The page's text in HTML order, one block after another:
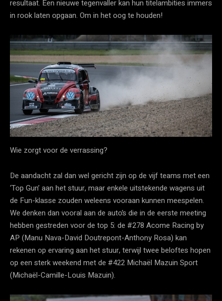
resultaat. Een nieuwe tegenvaller kan hun titelambities immers
in rook laten opgaan. Om in het oog te houden!
Wie zorgt voor de verrassing?
De aandacht zal dan wel gericht zijn op de vijf teams met een
‘Top Gun’ aan het stuur, maar enkele uitstekende wagens uit
de Fun-klasse zouden weleens vooraan kunnen meespelen.
We denken dan vooral aan de auto’s die in de eerste meeting
hebben gestreden voor de top 5: de #278 Acome Racing by
AP (Manu Nava-David Doutrepont-Anthony Rosa) kan
rekenen op ervaring aan het stuur, terwijl twee beloftes hopen
op een sterk weekend met de #422 Michaël Mazuin Sport
(Michaël-Camille-Louis Mazuin).